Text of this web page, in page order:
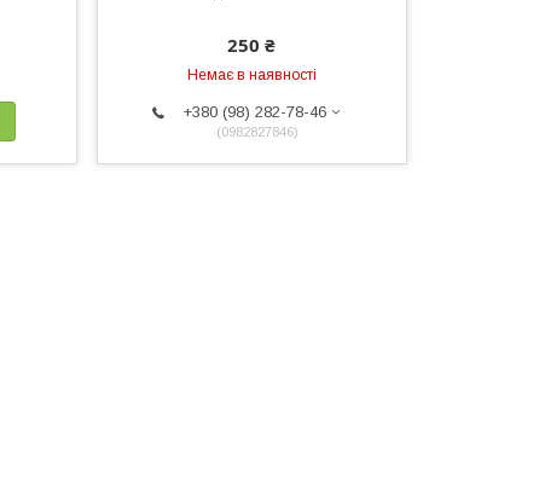
250 ₴
Немає в наявності
+380 (98) 282-78-46
0982827846